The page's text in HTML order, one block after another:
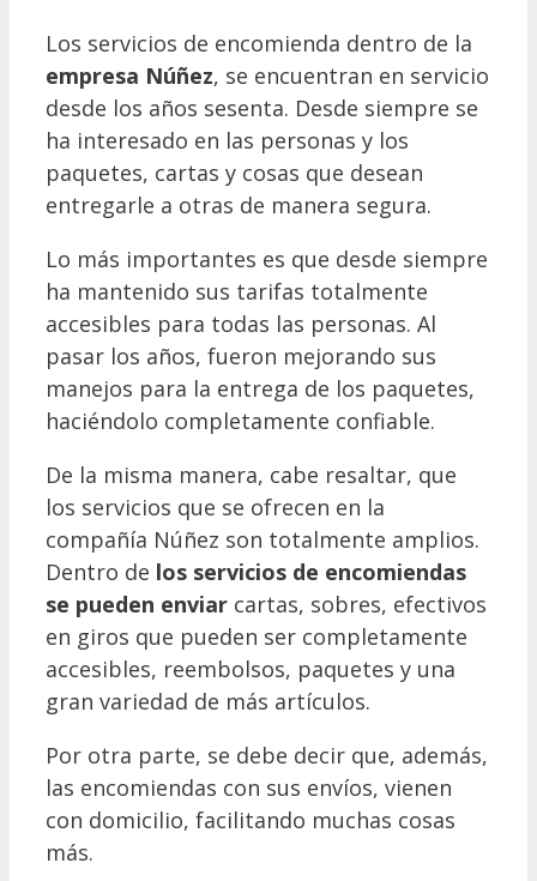
Los servicios de encomienda dentro de la
empresa Núñez, se encuentran en servicio
desde los años sesenta. Desde siempre se
ha interesado en las personas y los
paquetes, cartas y cosas que desean
entregarle a otras de manera segura.
Lo más importantes es que desde siempre
ha mantenido sus tarifas totalmente
accesibles para todas las personas. Al
pasar los años, fueron mejorando sus
manejos para la entrega de los paquetes,
haciéndolo completamente confiable.
De la misma manera, cabe resaltar, que
los servicios que se ofrecen en la
compañía Núñez son totalmente amplios.
Dentro de los servicios de encomiendas
se pueden enviar cartas, sobres, efectivos
en giros que pueden ser completamente
accesibles, reembolsos, paquetes y una
gran variedad de más artículos.
Por otra parte, se debe decir que, además,
las encomiendas con sus envíos, vienen
con domicilio, facilitando muchas cosas
más.